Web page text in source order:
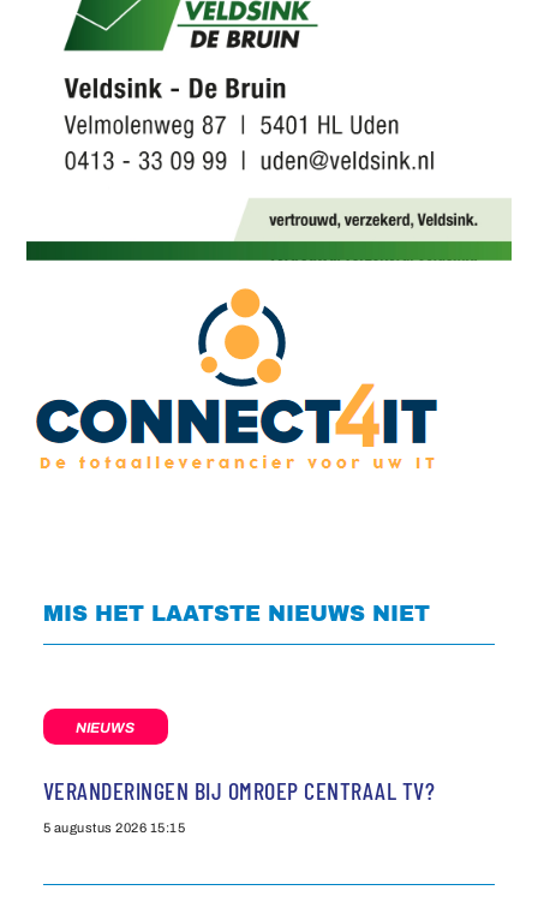
MIS HET LAATSTE NIEUWS NIET
NIEUWS
VERANDERINGEN BIJ OMROEP CENTRAAL TV?
5 augustus 2026 15:15